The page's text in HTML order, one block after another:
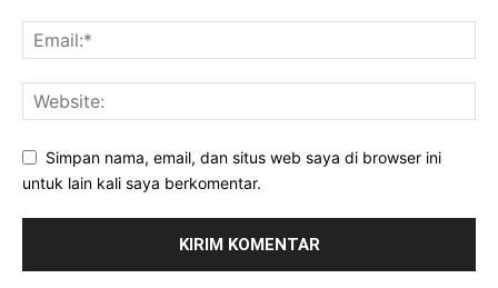
Simpan nama, email, dan situs web saya di browser ini
untuk lain kali saya berkomentar.